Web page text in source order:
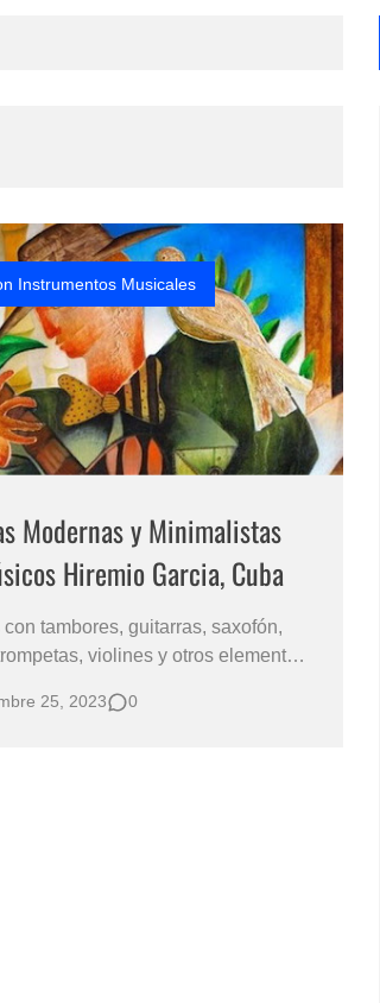
Instrumentos Musicales
Modernas y Minimalistas
Hiremio Garcia, Cuba
tambores, guitarras, saxofón,
violines y otros elementos
que tiene por temática
25, 2023 0